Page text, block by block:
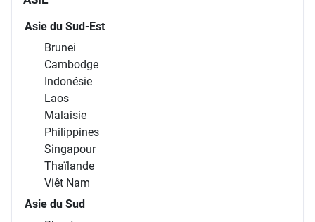
Asie du Sud-Est
Brunei
Cambodge
Indonésie
Laos
Malaisie
Philippines
Singapour
Thaïlande
Viêt Nam
Asie du Sud